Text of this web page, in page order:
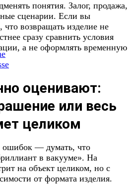
понятия. Залог, продажа,
сценарии. Если вы
что возвращать изделие не
сразу сравнить условия
а не оформлять временную
оценивают:
или весь
целиком
ошибок — думать, что
в вакууме». На
на объект целиком, но с
от формата изделия.